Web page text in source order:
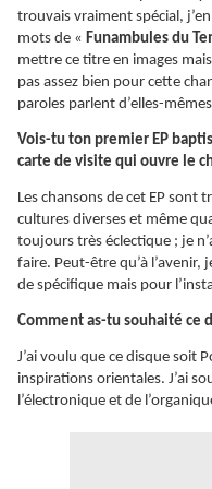
trouvais vraiment spécial,
mots de « Funambules du
mettre ce titre en images
pas assez bien pour cette
paroles parlent d’elles-
Vois-tu ton premier EP
carte de visite qui ouvre le
Les chansons de cet EP sont
cultures diverses et même
toujours très éclectique ; je
faire. Peut-être qu’à l’avenir,
de spécifique mais pour
Comment as-tu souhaité ce
J’ai voulu que ce disque soit
inspirations orientales. J’ai
l’électronique et de